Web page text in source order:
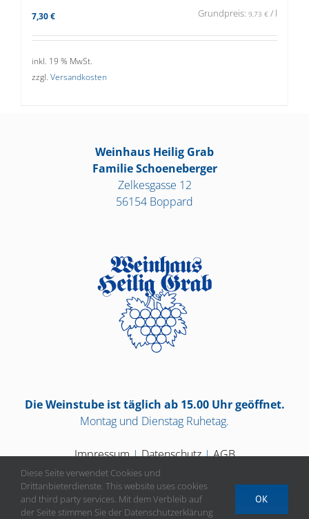
7,30 € Grundpreis: 9,73 € / l
inkl. 19 % MwSt.
zzgl. Versandkosten
Weinhaus Heilig Grab
Familie Schoeneberger
Zelkesgasse 12
56154 Boppard
Die Weinstube ist täglich ab 15.00 Uhr geöffnet.
Montag und Dienstag Ruhetag.
Impressum|Datenschutz|AGB
Diese Seite verwendet Cookies und
Drittanbieterdienste. This website uses cookies
and third party services. Mit dem Verbleib auf
der Seite stimmen Sie der Datenschutzerklärung
OK